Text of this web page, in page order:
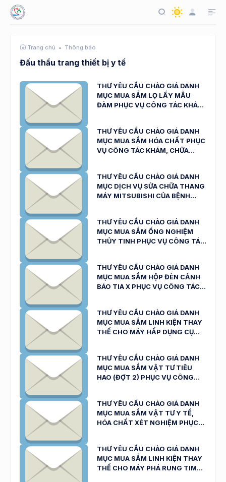
Trang chủ Thông báo
Đấu thầu trang thiết bị y tế
THƯ YÊU CẦU CHÀO GIÁ DANH
MỤC MUA SẮM LỌ LẤY MẪU
ĐÀM PHỤC VỤ CÔNG TÁC KHÁM,
THƯ YÊU CẦU CHÀO GIÁ DANH
MỤC MUA SẮM HÓA CHẤT PHỤC
VỤ CÔNG TÁC KHÁM, CHỮA
THƯ YÊU CẦU CHÀO GIÁ DANH
MỤC DỊCH VỤ SỬA CHỮA THANG
MÁY MITSUBISHI CỦA BỆNH
THƯ YÊU CẦU CHÀO GIÁ DANH
MỤC MUA SẮM ỐNG NGHIỆM
THỦY TINH PHỤC VỤ CÔNG TÁC
THƯ YÊU CẦU CHÀO GIÁ DANH
MỤC MUA SẮM HỘP ĐÈN CẢNH
BÁO TIA X PHỤC VỤ CÔNG TÁC
NGÀY 21/4/2026
THƯ YÊU CẦU CHÀO GIÁ DANH
MỤC MUA SẮM LINH KIỆN THAY
THẾ CHO MÁY HẤP DỤNG CỤ
KHOA NINH THUẬN NGÀY
21/04/2026
THƯ YÊU CẦU CHÀO GIÁ DANH
MỤC MUA SẮM VẬT TƯ TIÊU
HAO (ĐỢT 2) PHỤC VỤ CÔNG
THƯ YÊU CẦU CHÀO GIÁ DANH
MỤC MUA SẮM VẬT TƯ Y TẾ,
HÓA CHẤT XÉT NGHIỆM PHỤC
NINH THUẬN (SỐ: 1504/ TYC-
BVNT NGÀY 21/4/2026)
THƯ YÊU CẦU CHÀO GIÁ DANH
MỤC MUA SẮM LINH KIỆN THAY
THẾ CHO MÁY PHÁ RUNG TIM